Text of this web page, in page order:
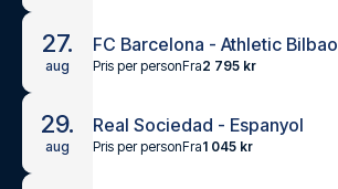
27.
aug
FC Barcelona - Athletic Bilbao
Pris per personFra2 795 kr
29.
aug
Real Sociedad - Espanyol
Pris per personFra1 045 kr